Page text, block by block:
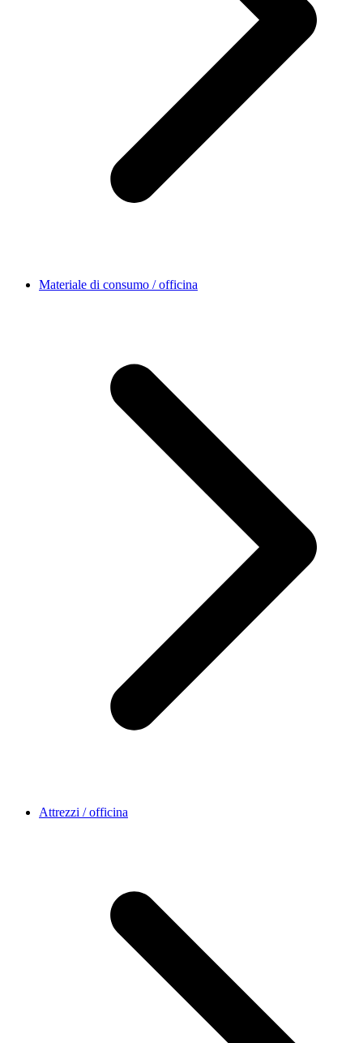
Materiale di consumo / officina
Attrezzi / officina